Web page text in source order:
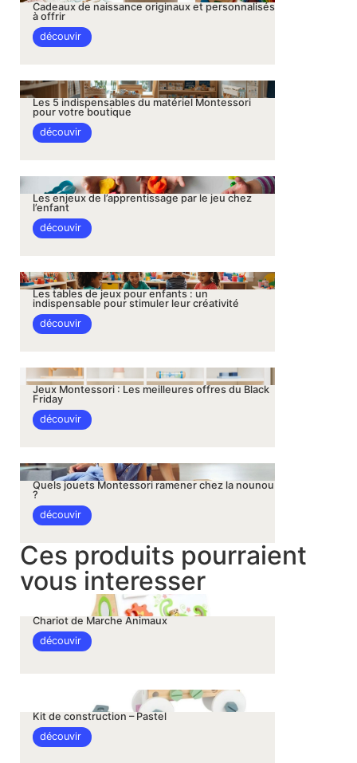
Cadeaux de naissance originaux et personnalisés
à offrir
découvir
Les 5 indispensables du matériel Montessori
pour votre boutique
découvir
Les enjeux de l’apprentissage par le jeu chez
l’enfant
découvir
Les tables de jeux pour enfants : un
indispensable pour stimuler leur créativité
découvir
Jeux Montessori : Les meilleures offres du Black
Friday
découvir
Quels jouets Montessori ramener chez la nounou
?
découvir
Ces produits pourraient
vous interesser
Chariot de Marche Animaux
découvir
Kit de construction – Pastel
découvir